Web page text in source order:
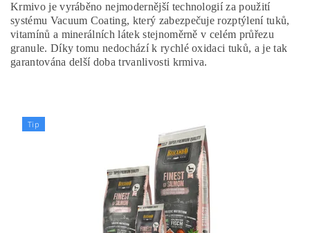
Krmivo je vyráběno nejmodernější technologií za použití
systému Vacuum Coating, který zabezpečuje rozptýlení tuků,
vitamínů a minerálních látek stejnoměrně v celém průřezu
granule. Díky tomu nedochází k rychlé oxidaci tuků, a je tak
garantována delší doba trvanlivosti krmiva.
Tip